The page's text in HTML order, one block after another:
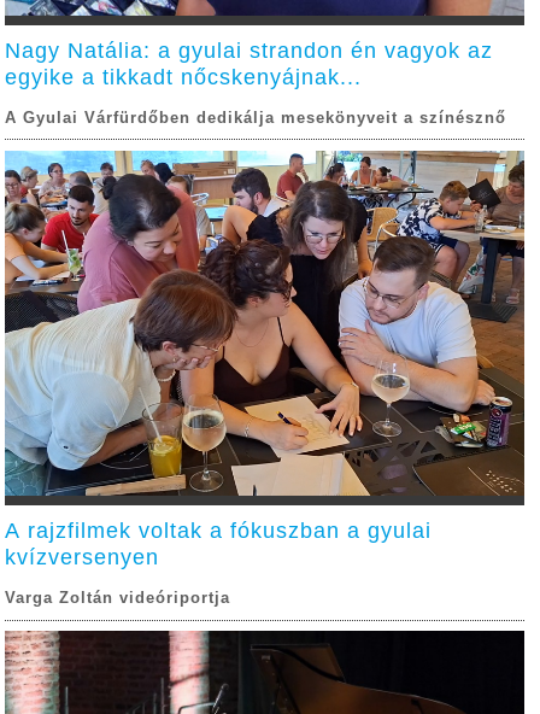
Nagy Natália: a gyulai strandon én vagyok az
egyike a tikkadt nőcskenyájnak...
A Gyulai Várfürdőben dedikálja mesekönyveit a színésznő
A rajzfilmek voltak a fókuszban a gyulai
kvízversenyen
Varga Zoltán videóriportja